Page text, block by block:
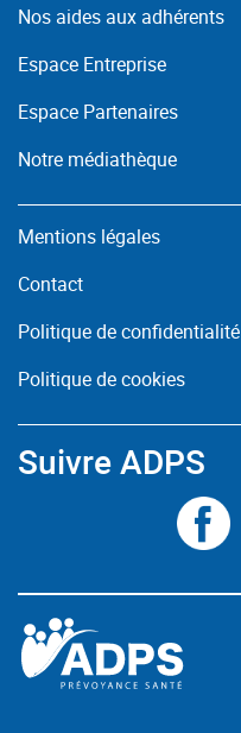
Nos aides aux adhérents
Espace Entreprise
Espace Partenaires
Notre médiathèque
Mentions légales
Contact
Politique de confidentialité
Politique de cookies
Suivre ADPS